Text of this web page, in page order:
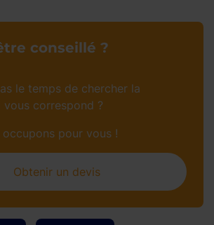
conseillé ?
le temps de chercher la
correspond ?
occupons pour vous !
Obtenir un devis